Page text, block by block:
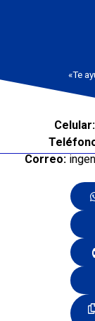
«Te
Celular:
Correo: